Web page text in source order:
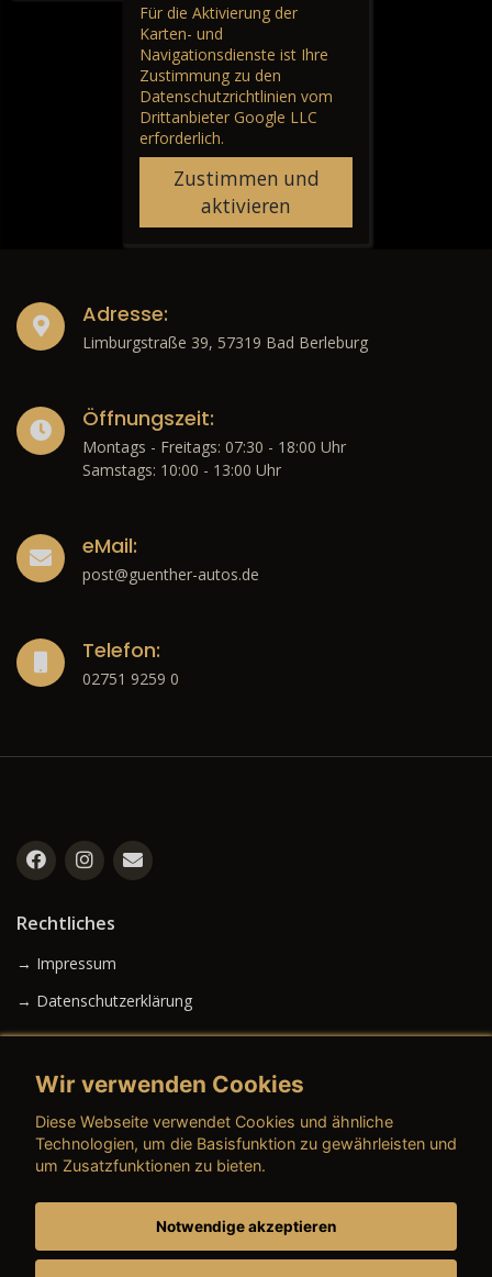
Für die Aktivierung der
Karten- und
Navigationsdienste ist Ihre
Zustimmung zu den
Datenschutzrichtlinien vom
Drittanbieter Google LLC
erforderlich.
Zustimmen und
aktivieren
Adresse:
Limburgstraße 39, 57319 Bad Berleburg
Öffnungszeit:
Montags - Freitags: 07:30 - 18:00 Uhr
Samstags: 10:00 - 13:00 Uhr
eMail:
post@guenther-autos.de
Telefon:
02751 9259 0
Rechtliches
→ Impressum
→ Datenschutzerklärung
→ AGB (Gebrauchtwagen)
→ AGB (Teile & Zubehör)
Wir verwenden Cookies
Diese Webseite verwendet Cookies und ähnliche
Technologien, um die Basisfunktion zu gewährleisten und
um Zusatzfunktionen zu bieten.
Notwendige akzeptieren